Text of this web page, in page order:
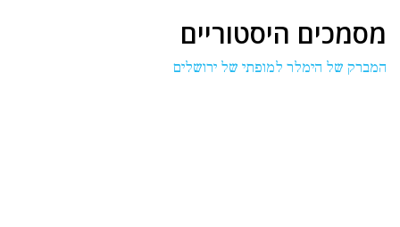
מסמכים היסטוריים
המברק של הימלר למופתי של ירושלים